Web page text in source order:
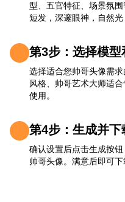
型、五官特征、场景氛
短发，深邃眼神，自然
第3步：选择模型
选择适合您帅哥头像需
风格、帅哥艺术大师适
使用。
第4步：生成并下
确认设置后点击生成按
帅哥头像。满意后即可下